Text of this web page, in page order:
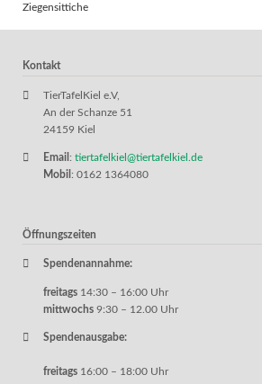
Ziegensittiche
Kontakt
TierTafelKiel e.V,
An der Schanze 51
24159 Kiel
Email : tiertafelkiel@tiertafelkiel.de
Mobil : 0162 1364080
Öffnungszeiten
Spendenannahme:
freitags 14:30 – 16:00 Uhr
mittwochs 9:30 – 12.00 Uhr
Spendenausgabe:
freitags 16:00 – 18:00 Uhr